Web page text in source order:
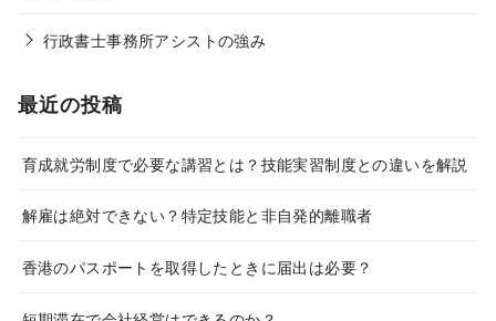
行政書士事務所アシストの強み
最近の投稿
育成就労制度で必要な講習とは？技能実習制度との違いを解説
解雇は絶対できない？特定技能と非自発的離職者
香港のパスポートを取得したときに届出は必要？